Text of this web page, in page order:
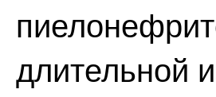
длительной